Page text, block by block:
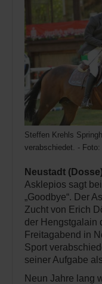
Steffen Krehls
verabschiedet. - Foto:
Neustadt
Asklepios sagt
„Goodbye“. Der
Zucht von Erich
der Hengstgalain
Freitagabend in
Sport
seiner Aufgabe
Neun Jahre lang